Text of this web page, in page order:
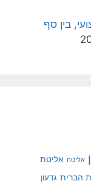
בין סף
אליטה אליטת
הברית גדעון